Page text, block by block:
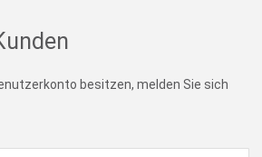
besitzen, melden Sie sich